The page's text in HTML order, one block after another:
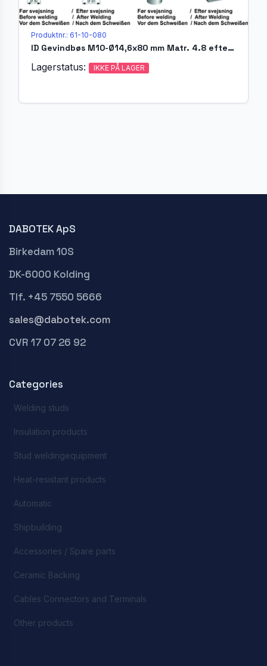
Produktnr.: 61-10-080
ID Gevindbøs M10-Ø14,6x80 mm Matr. 4.8 efter EN ISO 13918
Lagerstatus: IKKE PÅ LAGER
DABOTEK ApS
Birkedam 10S
DK-6000 Kolding
Tlf. +45 7550 5666
sales@dabotek.com
CVR 17 07 26 92
Categories
Welding studs
Insulation products
Stud weldingequipment
Heat-resistant products
Automatic
Shipbuilding
Accessories / Spare parts
Ceramic Backing
Cables Connectors and Terminals
Other products